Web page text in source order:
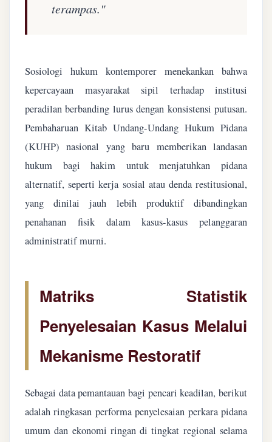
terampas."
Sosiologi hukum kontemporer menekankan bahwa
kepercayaan masyarakat sipil terhadap institusi
peradilan berbanding lurus dengan konsistensi putusan.
Pembaharuan Kitab Undang-Undang Hukum Pidana
(KUHP) nasional yang baru memberikan landasan
hukum bagi hakim untuk menjatuhkan pidana
alternatif, seperti kerja sosial atau denda restitusional,
yang dinilai jauh lebih produktif dibandingkan
penahanan fisik dalam kasus-kasus pelanggaran
administratif murni.
Matriks Statistik
Penyelesaian Kasus Melalui
Mekanisme Restoratif
Sebagai data pemantauan bagi pencari keadilan, berikut
adalah ringkasan performa penyelesaian perkara pidana
umum dan ekonomi ringan di tingkat regional selama